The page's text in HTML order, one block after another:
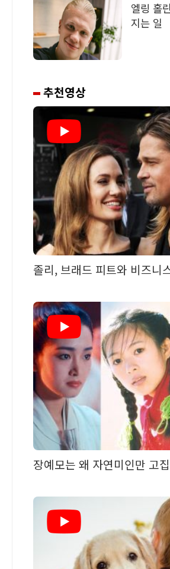
엘링 홀
지는 일
추천영상
졸리, 브래드 피트와 비즈니
장예모는 왜 자연미인만 고